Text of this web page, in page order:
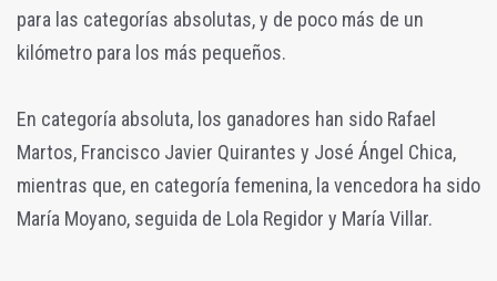
para las categorías absolutas, y de poco más de un
kilómetro para los más pequeños.
En categoría absoluta, los ganadores han sido Rafael
Martos, Francisco Javier Quirantes y José Ángel Chica,
mientras que, en categoría femenina, la vencedora ha sido
María Moyano, seguida de Lola Regidor y María Villar.